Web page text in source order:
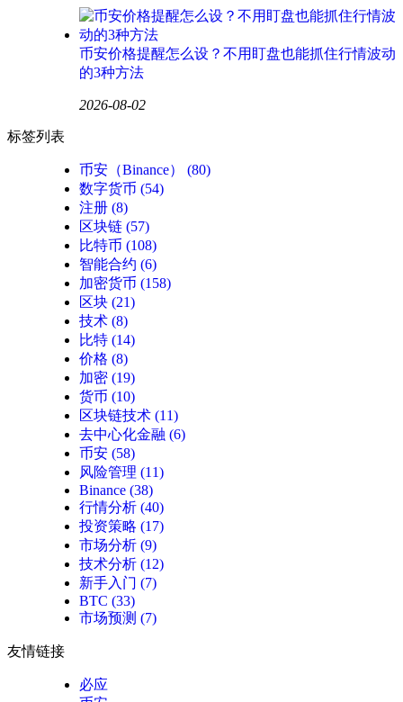
币安价格提醒怎么设？不用盯盘也能抓住行情波动
的3种方法
2026-08-02
标签列表
币安（Binance）
(80)
数字货币 (54)
注册 (8)
区块链 (57)
比特币 (108)
智能合约 (6)
加密货币 (158)
区块 (21)
技术 (8)
比特 (14)
价格 (8)
加密 (19)
货币 (10)
区块链技术 (11)
去中心化金融 (6)
币安 (58)
风险管理 (11)
Binance (38)
行情分析 (40)
投资策略 (17)
市场分析 (9)
技术分析 (12)
新手入门 (7)
BTC (33)
市场预测 (7)
友情链接
必应